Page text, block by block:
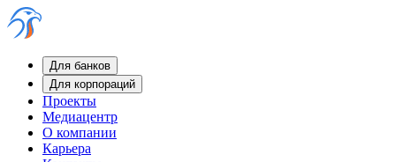
Для банков
Для корпораций
Проекты
Медиацентр
О компании
Карьера